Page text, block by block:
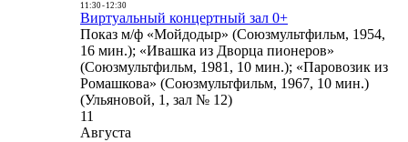
11:30- 12:30
Виртуальный концертный зал 0+
Показ м/ф «Мойдодыр» (Союзмультфильм, 1954,
16 мин.); «Ивашка из Дворца пионеров»
(Союзмультфильм, 1981, 10 мин.); «Паровозик из
Ромашкова» (Союзмультфильм, 1967, 10 мин.)
(Ульяновой, 1, зал № 12)
11
Августа